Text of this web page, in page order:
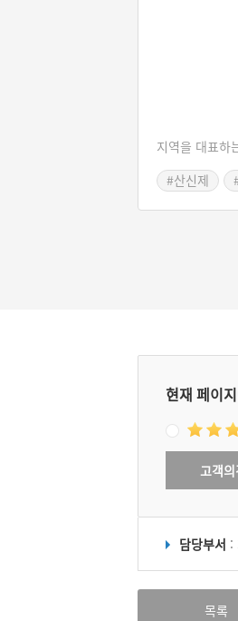
지역을 대표하
#산신제
현재 페이
고객의
담당부서 :
목록